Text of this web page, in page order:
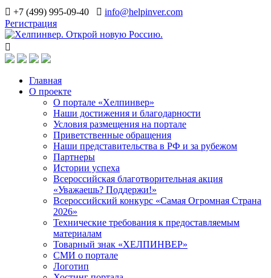
+7 (499) 995-09-40
info@helpinver.com
Регистрация
Главная
О проекте
О портале «Хелпинвер»
Наши достижения и благодарности
Условия размещения на портале
Приветственные обращения
Наши представительства в РФ и за рубежом
Партнеры
Истории успеха
Всероссийская благотворительная акция
«Уважаешь? Поддержи!»
Всероссийский конкурс «Самая Огромная Страна
2026»
Технические требования к предоставляемым
материалам
Товарный знак «ХЕЛПИНВЕР»
СМИ о портале
Логотип